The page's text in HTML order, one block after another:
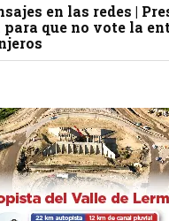
en las redes |
que no vote la